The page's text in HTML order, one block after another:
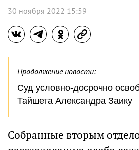
30 ноября 2022 15:59
Продолжение новости:
Суд условно-досрочно
Тайшета Александра Заику
Собранные вторым